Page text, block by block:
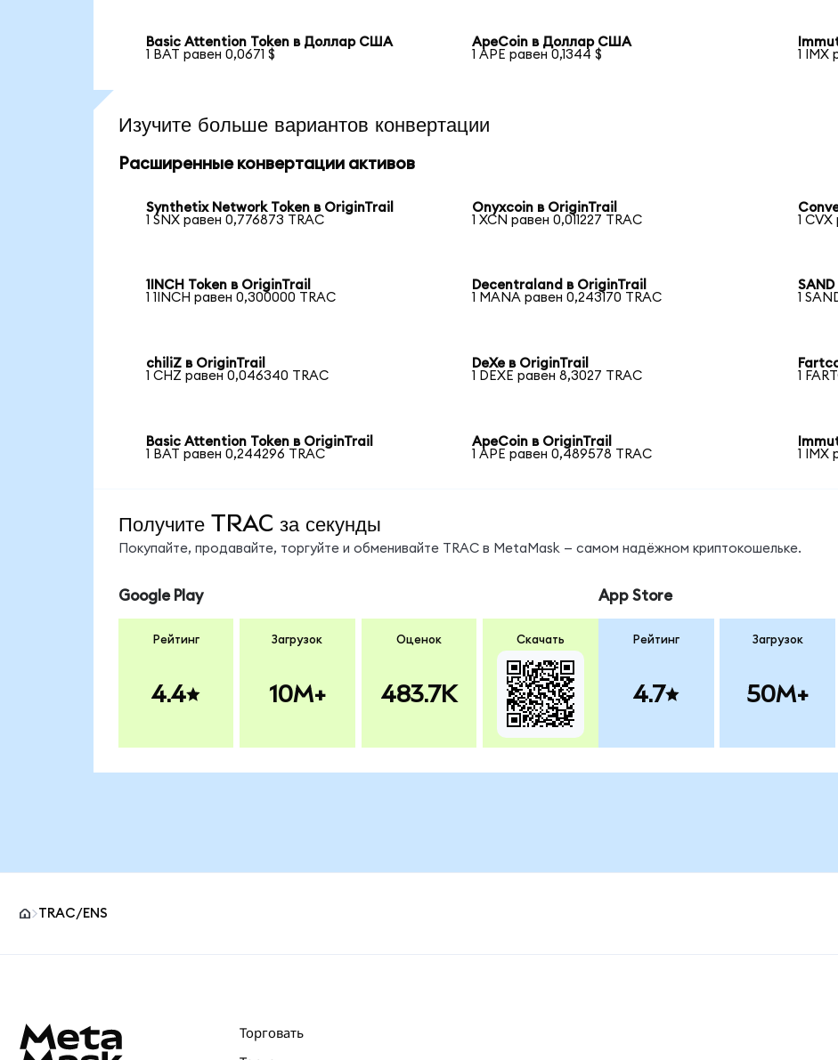
Basic Attention Token в Доллар США
1 BAT равен 0,0671 $
ApeCoin в Доллар США
1 APE равен 0,1344 $
1 IMX
Изучите больше вариантов конвертации
Расширенные конвертации активов
Synthetix Network Token в OriginTrail
1 SNX равен 0,776873 TRAC
Onyxcoin в OriginTrail
1 XCN равен 0,011227 TRAC
1
1INCH Token в OriginTrail
1 1INCH равен 0,300000 TRAC
Decentraland в OriginTrail
1 MANA равен 0,243170 TRAC
1
chiliZ в OriginTrail
1 CHZ равен 0,046340 TRAC
DeXe в OriginTrail
1 DEXE равен 8,3027 TRAC
1
Basic Attention Token в OriginTrail
1 BAT равен 0,244296 TRAC
ApeCoin в OriginTrail
1 APE равен 0,489578 TRAC
1 IMX
Получите TRAC за секунды
Покупайте, продавайте, торгуйте и обменивайте TRAC в MetaMask — самом надёжном криптокошельке.
Google Play
Рейтинг
4.4
Загрузок
10M+
Оценок
483.7K
Скачать
App Store
Рейтинг
4.7
Загрузок
50M+
TRAC/ENS
Торговать